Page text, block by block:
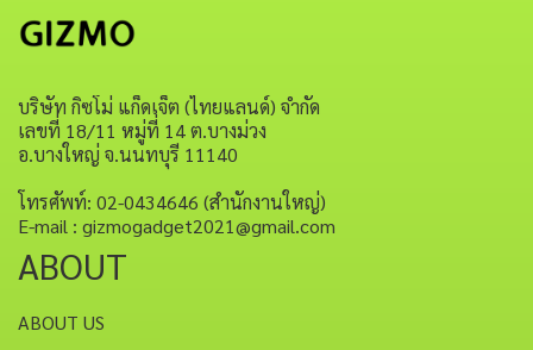
บริษัท กิซโม่ แก็ดเจ็ต (ไทยแลนด์) จำกัด
เลขที่ 18/11 หมู่ที่ 14 ต.บางม่วง
อ.บางใหญ่ จ.นนทบุรี 11140
โทรศัพท์: 02-0434646 (สำนักงานใหญ่)
E-mail : gizmogadget2021@gmail.com
ABOUT
ABOUT US